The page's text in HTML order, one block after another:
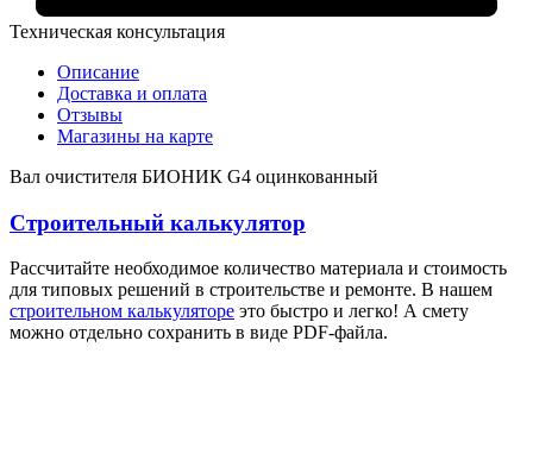
Техническая консультация
Описание
Доставка и оплата
Отзывы
Магазины на карте
Вал очистителя БИОНИК G4 оцинкованный
Строительный калькулятор
Рассчитайте необходимое количество материала и стоимость
для типовых решений в строительстве и ремонте. В нашем
строительном калькуляторе это быстро и легко! А смету
можно отдельно сохранить в виде PDF-файла.